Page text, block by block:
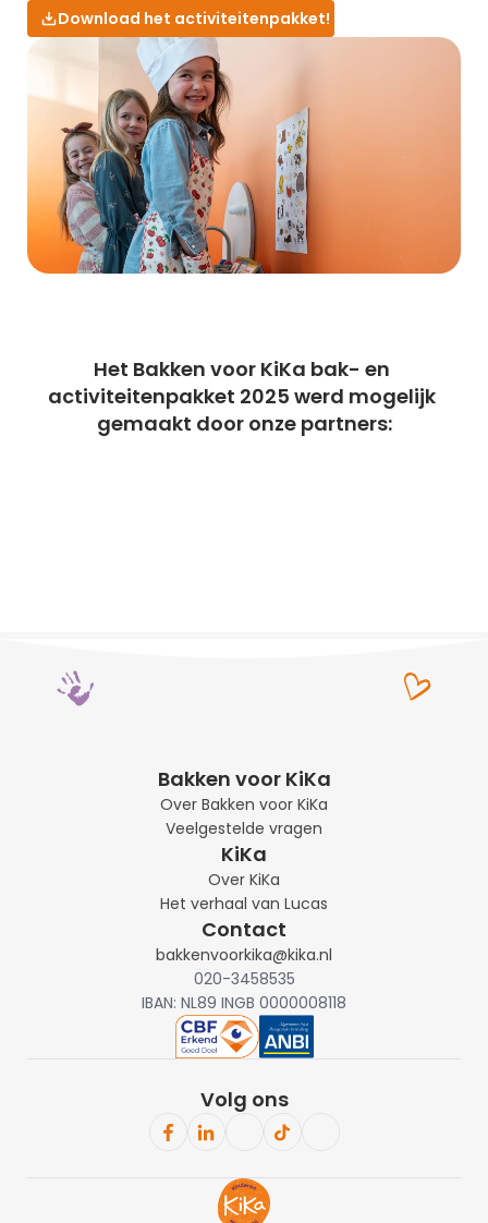
Download het activiteitenpakket!
Het Bakken voor KiKa bak- en
activiteitenpakket 2025 werd mogelijk
gemaakt door onze partners:
Bakken voor KiKa
Over Bakken voor KiKa
Veelgestelde vragen
KiKa
Over KiKa
Het verhaal van Lucas
Contact
bakkenvoorkika@kika.nl
020-3458535
IBAN: NL89 INGB 0000008118
Volg ons